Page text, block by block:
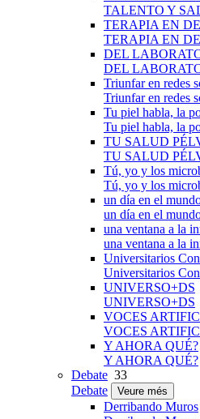
TALENTO Y
TERAPIA EN
TERAPIA EN
DEL
DEL
Triunfar en redes
Triunfar en redes
Tu piel habla, la
Tu piel habla, la
TU SALUD
TU SALUD
Tú, yo y los
Tú, yo y los
un día en el
un día en el
una ventana a la
una ventana a la
Universitarios
Universitarios
UNIVERSO+DS
UNIVERSO+DS
VOCES
VOCES
Y AHORA QUÉ?
Y AHORA QUÉ?
Debate 33
Debate
Veure més
Derribando Muros